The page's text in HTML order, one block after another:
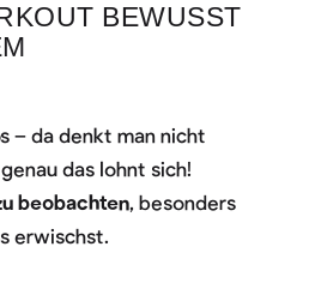
BEWUSST
– da denkt man nicht
das lohnt sich!
beobachten, besonders
erwischst.